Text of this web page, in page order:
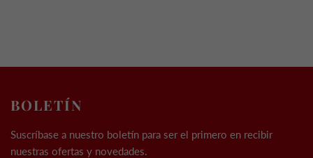
BOLETÍN
Suscríbase a nuestro boletín para ser el primero en recibir
nuestras ofertas y novedades.